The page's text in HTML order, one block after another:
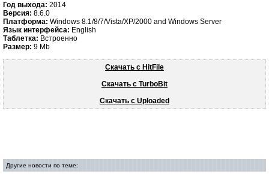
Год выхода: 2014
Версия: 8.6.0
Платформа: Windows 8.1/8/7/Vista/XP/2000 and Windows Server
Язык интерфейса: English
Таблетка: Встроенно
Размер: 9 Mb
Скачать с HitFile
Скачать с TurboBit
Скачать с Uploaded
Другие новости по теме: